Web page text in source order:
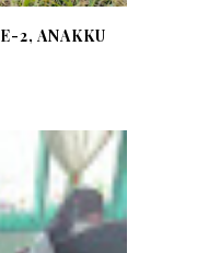
2, ANAKKU